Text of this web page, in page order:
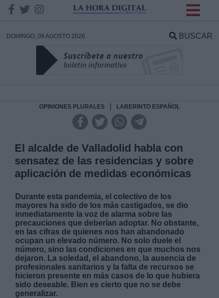
DOMINGO, 09 AGOSTO 2026 BUSCAR
OPINIONES PLURALES LABERINTO ESPAÑOL
El alcalde de Valladolid habla con
sensatez de las residencias y sobre
aplicación de medidas económicas
Durante esta pandemia, el colectivo de los
mayores ha sido de los más castigados, se dio
inmediatamente la voz de alarma sobre las
precauciones que deberían adoptar. No obstante,
en las cifras de quienes nos han abandonado
ocupan un elevado número. No solo duele el
número, sino las condiciones en que muchos nos
dejaron. La soledad, el abandono, la ausencia de
profesionales sanitarios y la falta de recursos se
hicieron presente en más casos de lo que hubiera
sido deseable. Bien es cierto que no se debe
generalizar.
DATOS
Responsable:
Legitimación:
Destinatarios:
Derechos: